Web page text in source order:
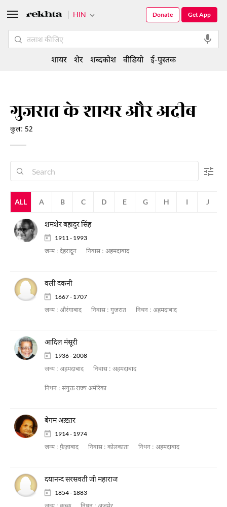
गुजरात के शायर और अदीब
कुल: 52
ALL A B C D E G H I J
शमशेर बहादुर सिंह
1911 - 1993
जन्म : देहरादून निवास : अहमदाबाद
वली दकनी
1667 - 1707
जन्म : औरंगाबाद निवास : गुजरात निधन : अहमदाबाद
आदिल मंसूरी
1936 - 2008
जन्म : अहमदाबाद निवास : अहमदाबाद
निधन : संयुक्त राज्य अमेरिका
बेगम अख़्तर
1914 - 1974
जन्म : फ़ैज़ाबाद निवास : कोलकाता निधन : अहमदाबाद
दयानन्द सरसवती जी महाराज
1854 - 1883
HIN Get App
Donate
शायर शेर शब्दकोश वीडियो ई-पुस्तक